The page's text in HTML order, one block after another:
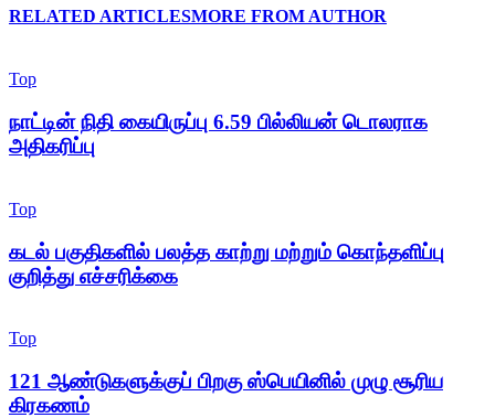
RELATED ARTICLESMORE FROM AUTHOR
Top
நாட்டின் நிதி கையிருப்பு 6.59 பில்லியன் டொலராக
அதிகரிப்பு
Top
கடல் பகுதிகளில் பலத்த காற்று மற்றும் கொந்தளிப்பு
குறித்து எச்சரிக்கை
Top
121 ஆண்டுகளுக்குப் பிறகு ஸ்பெயினில் முழு சூரிய
கிரகணம்